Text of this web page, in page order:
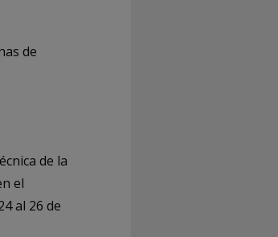
de
de la
el
al 26 de